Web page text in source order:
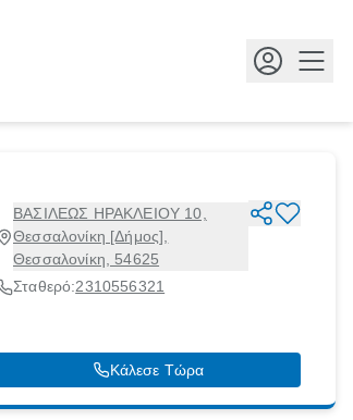
ΒΑΣΙΛΕΩΣ ΗΡΑΚΛΕΙΟΥ 10,
Θεσσαλονίκη [Δήμος],
Θεσσαλονίκη, 54625
Σταθερό:2310556321
Κάλεσε Τώρα